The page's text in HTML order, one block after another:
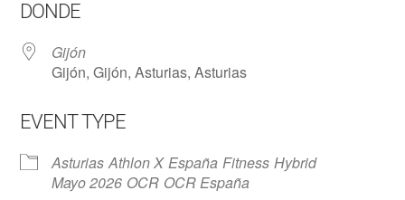
DONDE
Gijón
Gijón, Gijón, Asturias, Asturias
EVENT TYPE
Asturias Athlon X España Fitness Hybrid
Mayo 2026 OCR OCR España